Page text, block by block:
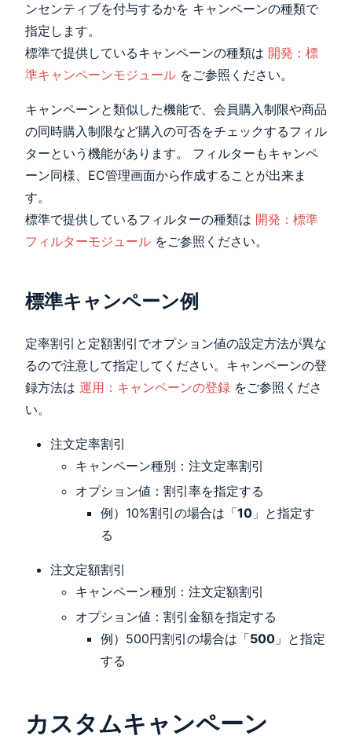
ンセンティブを付与するかを キャンペーンの種類で
指定します。
標準で提供しているキャンペーンの種類は 開発：標
準キャンペーンモジュール をご参照ください。
キャンペーンと類似した機能で、会員購入制限や商品
の同時購入制限など購入の可否をチェックするフィル
ターという機能があります。 フィルターもキャンペ
ーン同様、EC管理画面から作成することが出来ま
す。
標準で提供しているフィルターの種類は 開発：標準
フィルターモジュール をご参照ください。
標準キャンペーン例
定率割引と定額割引でオプション値の設定方法が異な
るので注意して指定してください。キャンペーンの登
録方法は 運用：キャンペーンの登録 をご参照くださ
い。
注文定率割引
キャンペーン種別：注文定率割引
オプション値：割引率を指定する
例）10%割引の場合は「10 」と指定す
る
注文定額割引
キャンペーン種別：注文定額割引
オプション値：割引金額を指定する
例）500円割引の場合は「500 」と指定
する
カスタムキャンペーン